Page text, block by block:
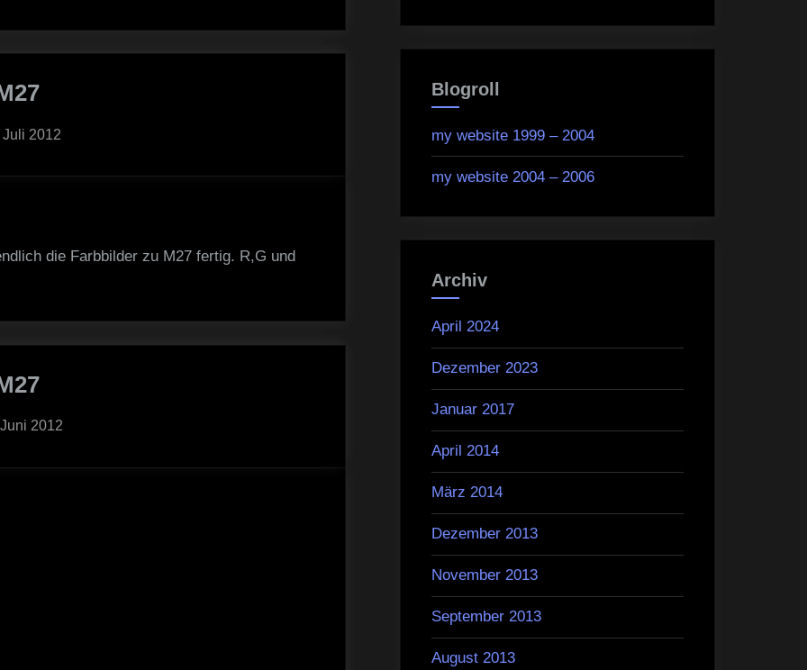
Juli 2012
die Farbbilder zu M27 fertig. R,G und
2012
Blogroll
my website 1999 – 2004
my website 2004 – 2006
Archiv
April 2024
Dezember 2023
Januar 2017
April 2014
März 2014
Dezember 2013
November 2013
September 2013
August 2013